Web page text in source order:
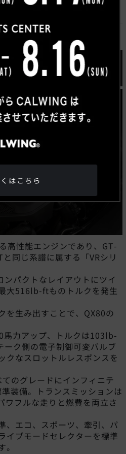
ュースルーム
ンジン。大人のラグジュア
高性能エンジンであり、GT-
同じ系譜に属する「VRシリ
パクトなレイアウトにツイ
大516lb-ftものトルクを発生
を生み出すことで、QX80の
馬力アップ、トルクは103lb-
ク側の電子制御可変バルブ
クなスロットルレスポンスを
のグレードにインフィニテ
装備。トランスミッションは
ワフルな走りと燃費を両立さ
、エコ、スポーツ、牽引、パ
イブモードセレクターを標準
はこちら